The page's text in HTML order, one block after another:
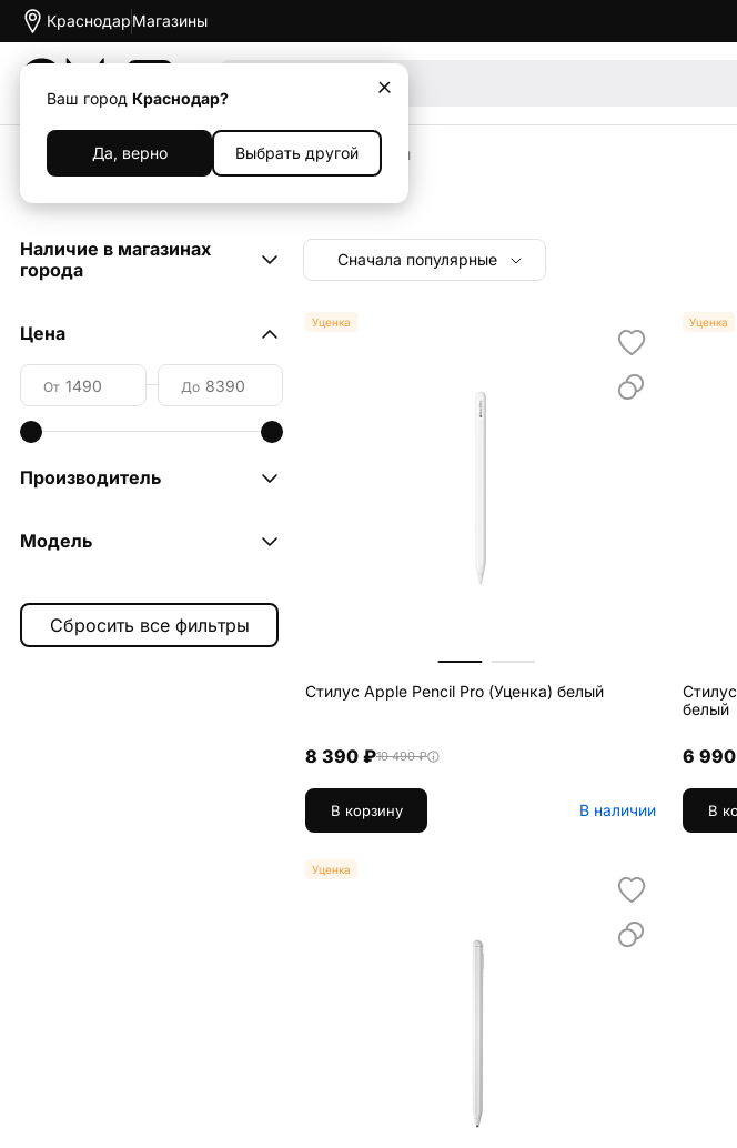
Краснодар
Ваш город Краснодар?
Да, верно Выбрать другой
Магазины
Каталог Планшеты Стилусы
Уцененные Стилусы
Наличие в магазинах
города
Молл")
ул. Красная, 1623
Цена
От До
Производитель
Модель
pencil max 1
Сначала популярные
Уценка
Стилус Apple Pencil Pro (Уценка) белый
8 390 ₽10 490 ₽
В корзину В наличии
Уценка
белый
6
В
Уценка